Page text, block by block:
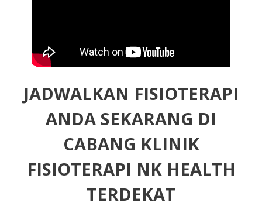
JADWALKAN FISIOTERAPI
ANDA SEKARANG DI
CABANG KLINIK
FISIOTERAPI NK HEALTH
TERDEKAT